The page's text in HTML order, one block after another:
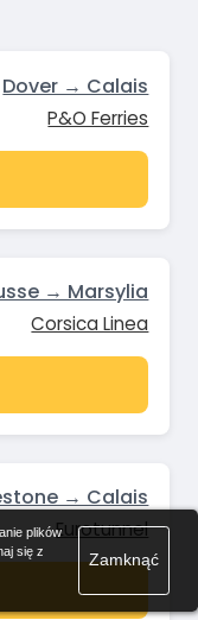
Dover → Calais
P&O Ferries
→ Marsylia
Corsica Linea
→ Calais
Eurotunnel
plików
się z
Zamknąć